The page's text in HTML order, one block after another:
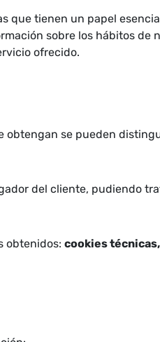
que tienen un papel
sobre los hábitos de
ofrecido.
obtengan se pueden
del cliente, pudiendo
obtenidos: cookies